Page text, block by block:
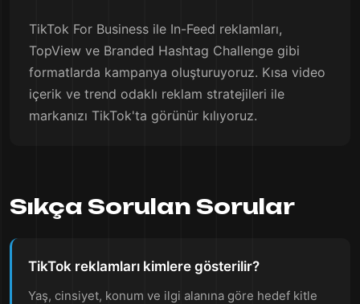
TikTok For Business ile In-Feed reklamları,
TopView ve Branded Hashtag Challenge gibi
formatlarda kampanya oluşturuyoruz. Kısa video
içerik ve trend odaklı reklam stratejileri ile
markanızı TikTok'ta görünür kılıyoruz.
Sıkça Sorulan Sorular
TikTok reklamları kimlere gösterilir?
Yaş, cinsiyet, konum ve ilgi alanına göre hedef kitle